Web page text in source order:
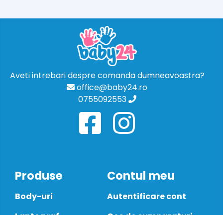
Aveti intrebari despre comanda dumneavoastra?
office@baby24.ro
0755092553
Produse
Body-uri
Contul meu
Autentificare cont